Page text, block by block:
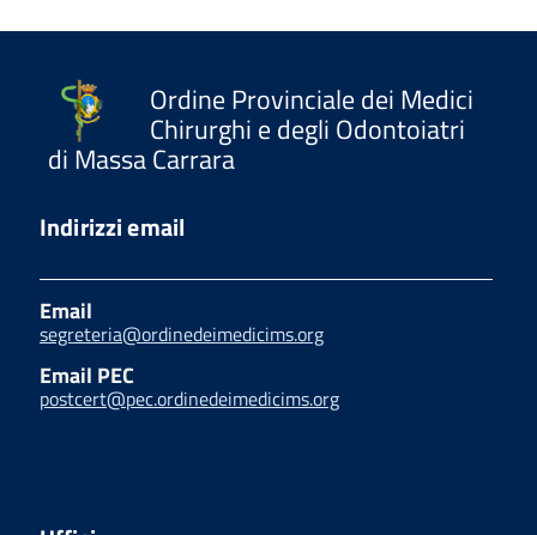
Ordine Provinciale dei Medici
Chirurghi e degli Odontoiatri
di Massa Carrara
Indirizzi email
Email
segreteria@ordinedeimedicims.org
Email PEC
postcert@pec.ordinedeimedicims.org